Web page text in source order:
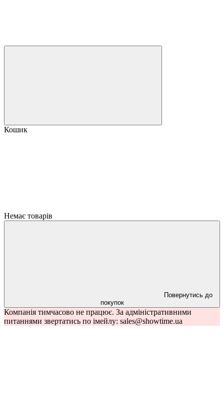
Кошик
Немає товарів
Повернутись до
покупок
Компанія тимчасово не працює. За адміністративними
питаннями звертатись по імейлу: sales@showtime.ua